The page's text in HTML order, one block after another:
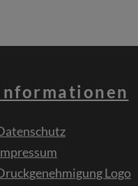
Logo